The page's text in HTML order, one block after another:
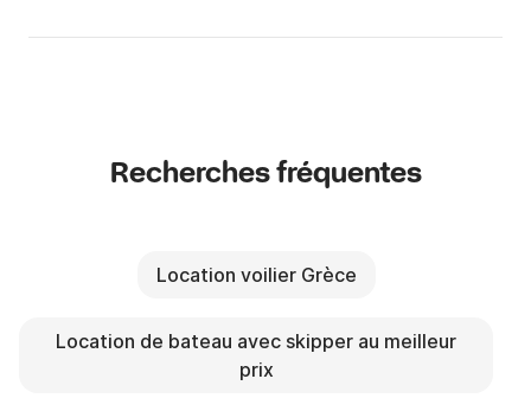
Recherches fréquentes
Location voilier Grèce
Location de bateau avec skipper au meilleur
prix